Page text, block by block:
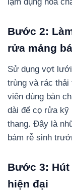
Bước 2:
rửa mảng
Sử dụng vợt
trùng và rác thải
viên dùng bàn
dài để cọ rửa kỹ
thang. Đây là
bám rễ sinh
Bước 3: Hút
hiện đại